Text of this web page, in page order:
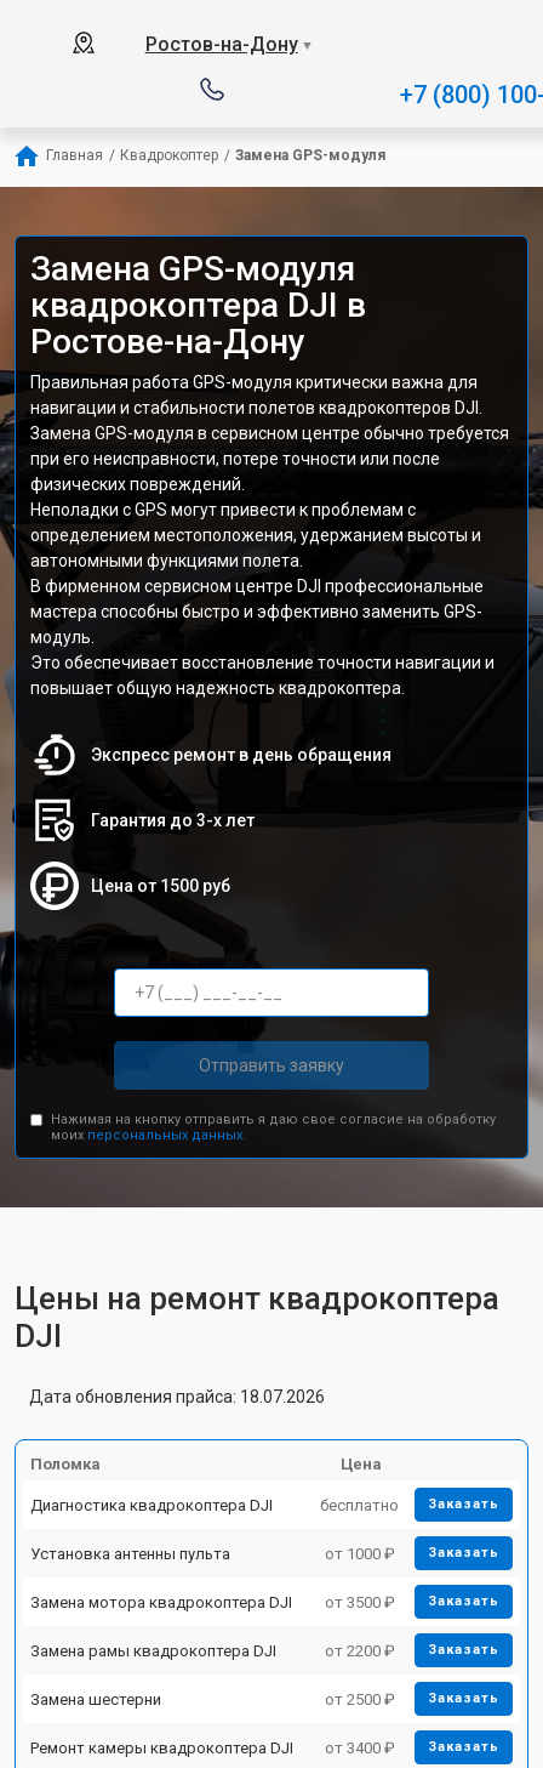
Ростов-на-Дону ▼
+7 (800)
Главная / Квадрокоптер / Замена GPS-модуля
Замена GPS-модуля
квадрокоптера DJI в
Ростове-на-Дону
Правильная работа GPS-модуля критически важна для
навигации и стабильности полетов квадрокоптеров DJI.
Замена GPS-модуля в сервисном центре обычно требуется
при его неисправности, потере точности или после
физических повреждений.
Неполадки с GPS могут привести к проблемам с
определением местоположения, удержанием высоты и
автономными функциями полета.
В фирменном сервисном центре DJI профессиональные
мастера способны быстро и эффективно заменить GPS-
модуль.
Это обеспечивает восстановление точности навигации и
повышает общую надежность квадрокоптера.
Экспресс ремонт в день обращения
Гарантия до 3-х лет
Цена от 1500 руб
Отправить заявку
Нажимая на кнопку отправить я даю свое согласие на обработку
моих персональных данных.
Цены на ремонт квадрокоптера
DJI
Дата обновления прайса: 18.07.2026
Поломка Цена
Диагностика квадрокоптера DJI бесплатно Заказать
Установка антенны пульта от 1000 ₽ Заказать
Замена мотора квадрокоптера DJI от 3500 ₽ Заказать
Замена рамы квадрокоптера DJI от 2200 ₽ Заказать
Замена шестерни от 2500 ₽ Заказать
Ремонт камеры квадрокоптера DJI от 3400 ₽ Заказать